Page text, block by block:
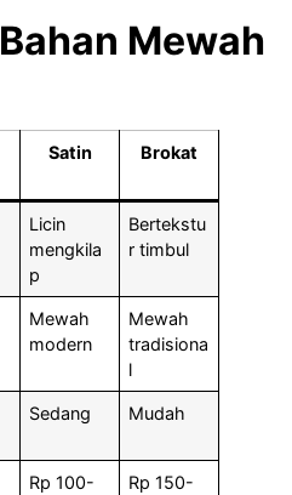
Mewah
Satin Brokat
Licin
mengkila
p
Bertekstu
r timbul
Mewah
modern
Mewah
tradisiona
l
Sedang Mudah
Rp 100-
Rp 150-